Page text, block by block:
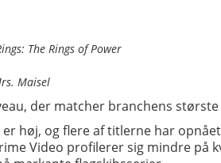
The Rings of Power
Maisel
der matcher branchens
høj, og flere af titlerne har
Video profilerer sig mindre på